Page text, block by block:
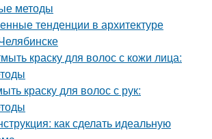
методы
тенденции в архитектуре
краску для волос с кожи лица:
краску для волос с рук:
как сделать идеальную